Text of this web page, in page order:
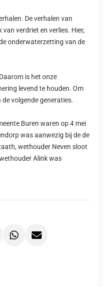
De verhalen van
verdriet en verlies. Hier,
onderwaterzetting van de
is het onze
levend te houden. Om
volgende generaties.
Buren waren op 4 mei
was aanwezig bij de de
wethouder Neven sloot
Alink was